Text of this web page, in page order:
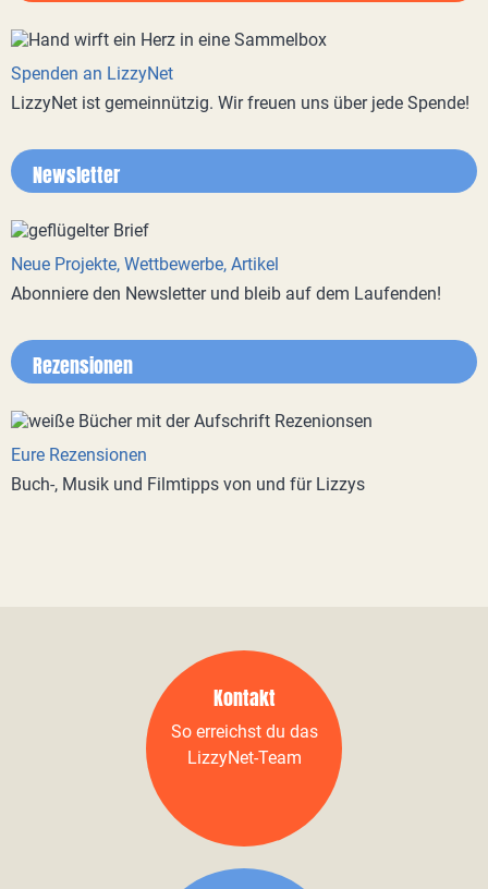
Spenden an LizzyNet
LizzyNet ist gemeinnützig. Wir freuen uns über jede Spende!
Newsletter
Neue Projekte, Wettbewerbe, Artikel
Abonniere den Newsletter und bleib auf dem Laufenden!
Rezensionen
Eure Rezensionen
Buch-, Musik und Filmtipps von und für Lizzys
Kontakt
So erreichst du das
LizzyNet-Team